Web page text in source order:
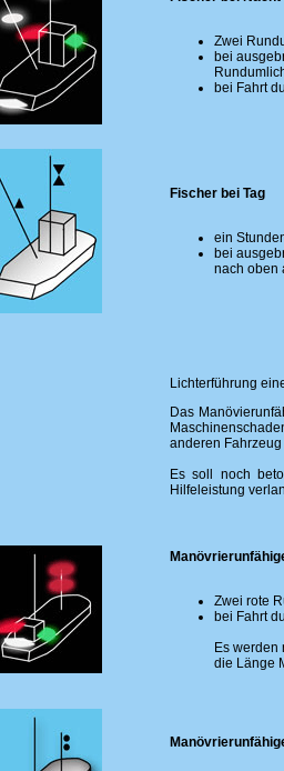
Zwei
bei
bei Fahrt
Fischer bei Tag
ein
bei
nach oben
Lichterführung
Das
anderen
Es soll noch
Hilfeleistung
Zwei rote
bei Fahrt
Es werden
die Länge